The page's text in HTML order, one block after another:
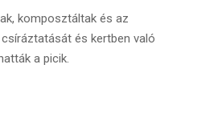
komposztáltak és az
és kertben való
a picik.